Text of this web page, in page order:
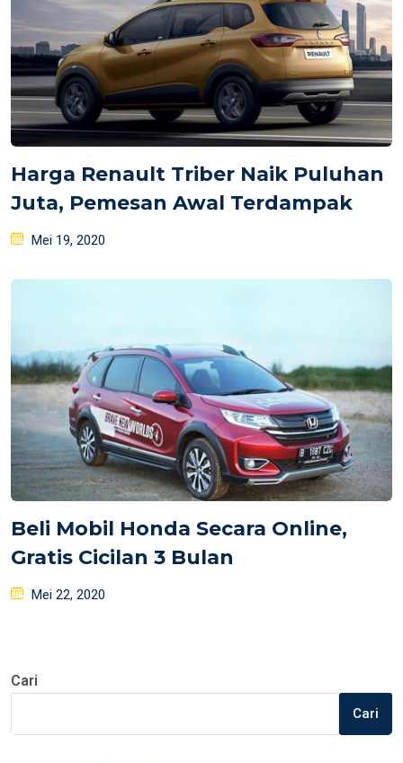
Harga Renault Triber Naik Puluhan
Juta, Pemesan Awal Terdampak
Posted
Mei 19, 2020
Beli Mobil Honda Secara Online,
Gratis Cicilan 3 Bulan
Posted
Mei 22, 2020
Cari
Cari